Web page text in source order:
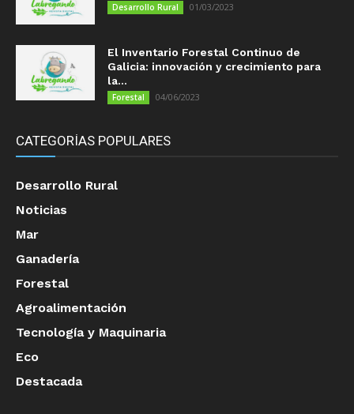
Desarrollo Rural 01/03/2023
El Inventario Forestal Continuo de
Galicia: innovación y crecimiento para
la...
Forestal 04/06/2023
CATEGORÍAS POPULARES
Desarrollo Rural
Noticias
Mar
Ganadería
Forestal
Agroalimentación
Tecnología y Maquinaria
Eco
Destacada